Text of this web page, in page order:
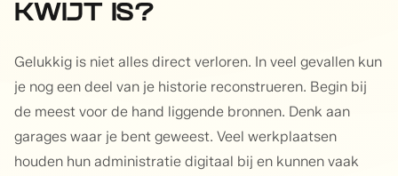
KWIJT IS?
Gelukkig is niet alles direct verloren. In veel gevallen kun
je nog een deel van je historie reconstrueren. Begin bij
de meest voor de hand liggende bronnen. Denk aan
garages waar je bent geweest. Veel werkplaatsen
houden hun administratie digitaal bij en kunnen vaak